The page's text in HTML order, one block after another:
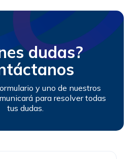
dudas?
y uno de nuestros
para resolver todas
tus dudas.